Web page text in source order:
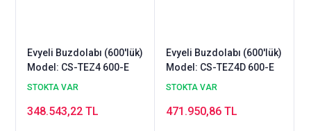
Evyeli Buzdolabı (600'lük)
Model: CS-TEZ4 600-E
STOKTA VAR
348.543,22 TL
Evyeli Buzdolabı (600'lük)
Model: CS-TEZ4D 600-E
STOKTA VAR
471.950,86 TL